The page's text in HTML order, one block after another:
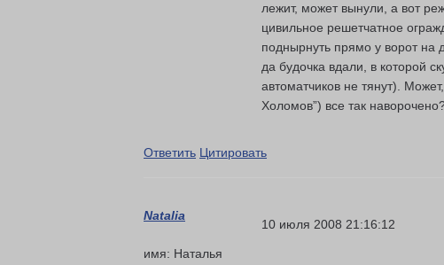
лежит, может вынули, а вот
цивильное решетчатное
поднырнуть прямо у ворот на
да будочка вдали, в которой
автоматчиков не тянут).
Холомов”) все так
Ответить Цитировать
Natalia
имя: Наталья
10 июля 2008 21:16:12